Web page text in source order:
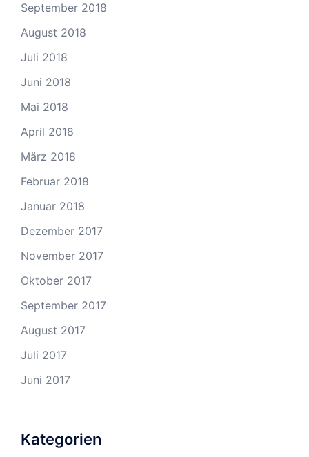
September 2018
August 2018
Juli 2018
Juni 2018
Mai 2018
April 2018
März 2018
Februar 2018
Januar 2018
Dezember 2017
November 2017
Oktober 2017
September 2017
August 2017
Juli 2017
Juni 2017
Kategorien